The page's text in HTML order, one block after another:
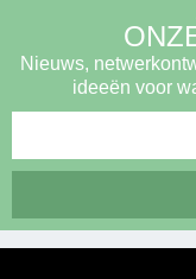
Nieuws,
ideeën voor